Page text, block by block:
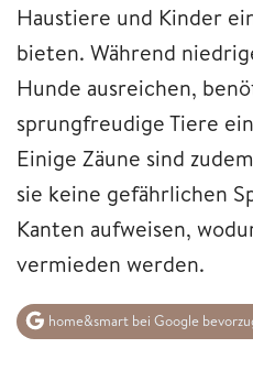
Haustiere und Kinder
bieten. Während
Hunde ausreichen,
sprungfreudige Tiere
Einige Zäune sind
sie keine gefährlichen
Kanten aufweisen,
vermieden werden.
home&smart bei Google